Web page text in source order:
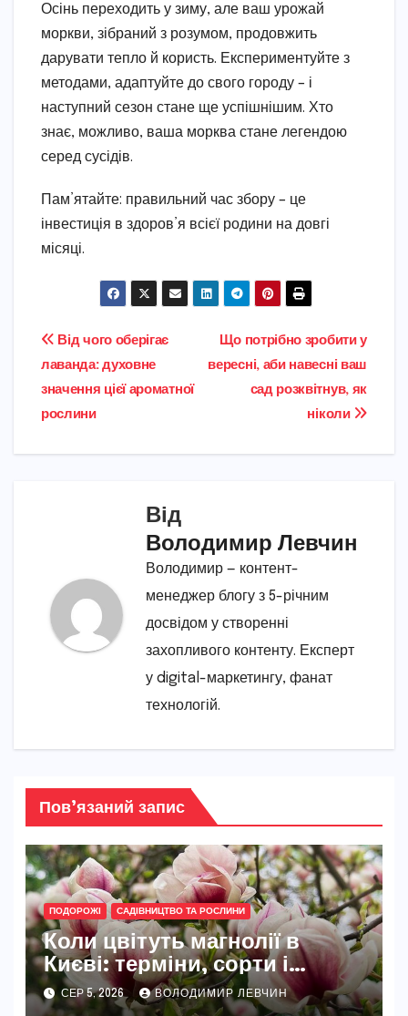
Осінь переходить у зиму, але ваш урожай
моркви, зібраний з розумом, продовжить
дарувати тепло й користь. Експериментуйте з
методами, адаптуйте до свого городу – і
наступний сезон стане ще успішнішим. Хто
знає, можливо, ваша морква стане легендою
серед сусідів.
Пам’ятайте: правильний час збору – це
інвестиція в здоров’я всієї родини на довгі
місяці.
Навігація
записів
Що потрібно зробити у
вересні, аби навесні ваш
сад розквітнув, як
ніколи
Від чого оберігає
лаванда: духовне
значення цієї ароматної
рослини
Від
Володимир Левчин
Володимир — контент-
менеджер блогу з 5-річним
досвідом у створенні
захопливого контенту. Експерт
у digital-маркетингу, фанат
технологій.
Пов’язаний запис
ПОДОРОЖІ САДІВНИЦТВО ТА РОСЛИНИ
Коли цвітуть магнолії в
Києві: терміни, сорти і
найкращі місця
СЕР 5, 2026 ВОЛОДИМИР ЛЕВЧИН